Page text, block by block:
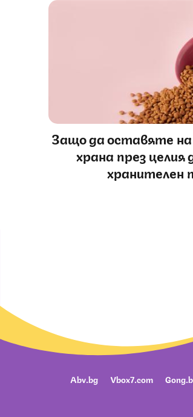
Защо да оставяте
храна през целия
хранителен
Abv.bg Vbox7.com